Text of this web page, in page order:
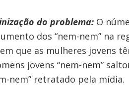
do problema: O
dos “nem-nem” na
que as mulheres jovens
jovens “nem-nem”
nem” retratado pela mídia.